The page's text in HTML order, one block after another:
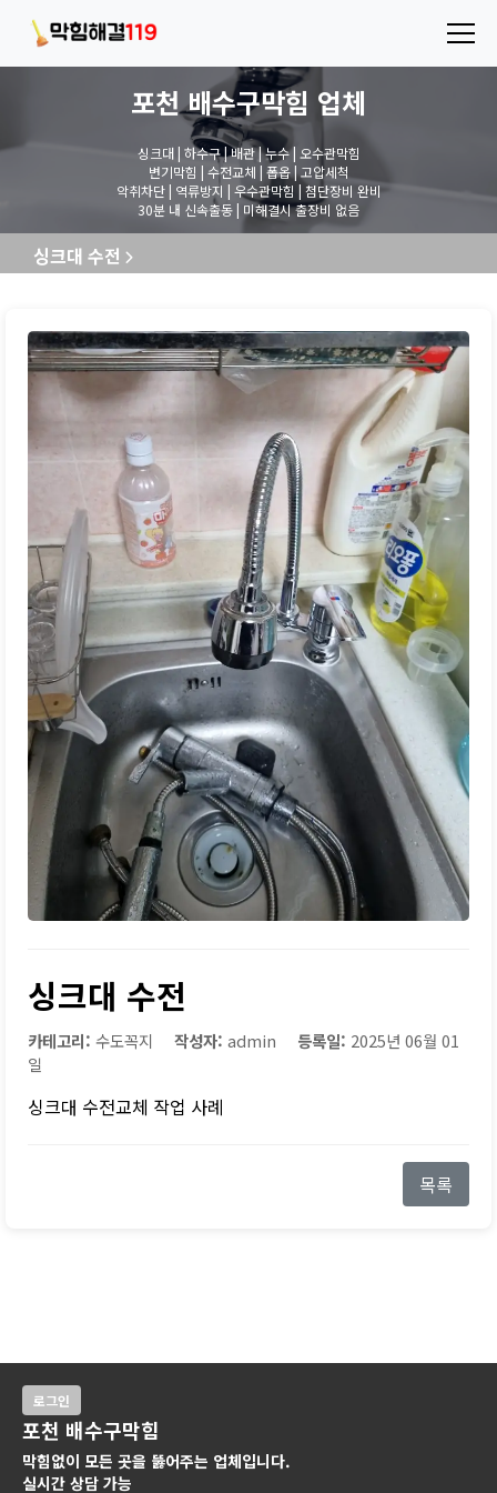
포천 배수구막힘 업체
싱크대 | 하수구 | 배관 | 누수 | 오수관막힘
변기막힘 | 수전교체 | 폽옵 | 고압세척
악취차단 | 역류방지 | 우수관막힘 | 첨단장비 완비
30분 내 신속출동 | 미해결시 출장비 없음
싱크대 수전
싱크대 수전
카테고리: 수도꼭지 작성자: admin 등록일: 2025년 06월 01
일
싱크대 수전교체 작업 사례
목록
로그인
포천 배수구막힘
막힘없이 모든 곳을 뚫어주는 업체입니다.
실시간 상담 가능